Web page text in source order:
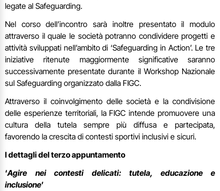
legate al Safeguarding.
Nel corso dell’incontro sarà inoltre presentato il modulo
attraverso il quale le società potranno condividere progetti e
attività sviluppati nell’ambito di ‘Safeguarding in Action’. Le tre
iniziative ritenute maggiormente significative saranno
successivamente presentate durante il Workshop Nazionale
sul Safeguarding organizzato dalla FIGC.
Attraverso il coinvolgimento delle società e la condivisione
delle esperienze territoriali, la FIGC intende promuovere una
cultura della tutela sempre più diffusa e partecipata,
favorendo la crescita di contesti sportivi inclusivi e sicuri.
I dettagli del terzo appuntamento
‘Agire nei contesti delicati: tutela, educazione e
inclusione’